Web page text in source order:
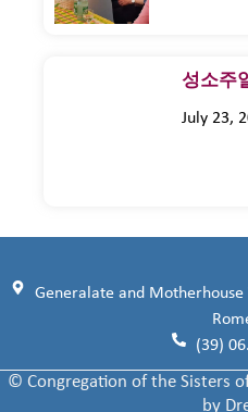
성소주
July 23,
Generalate and
(39)
© Congregation of the Sisters
by